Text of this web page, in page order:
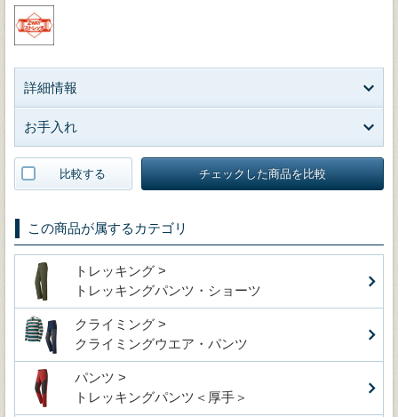
詳細情報
お手入れ
比較する チェックした商品を比較
この商品が属するカテゴリ
トレッキング >
トレッキングパンツ・ショーツ
クライミング >
クライミングウエア・パンツ
パンツ >
トレッキングパンツ＜厚手＞